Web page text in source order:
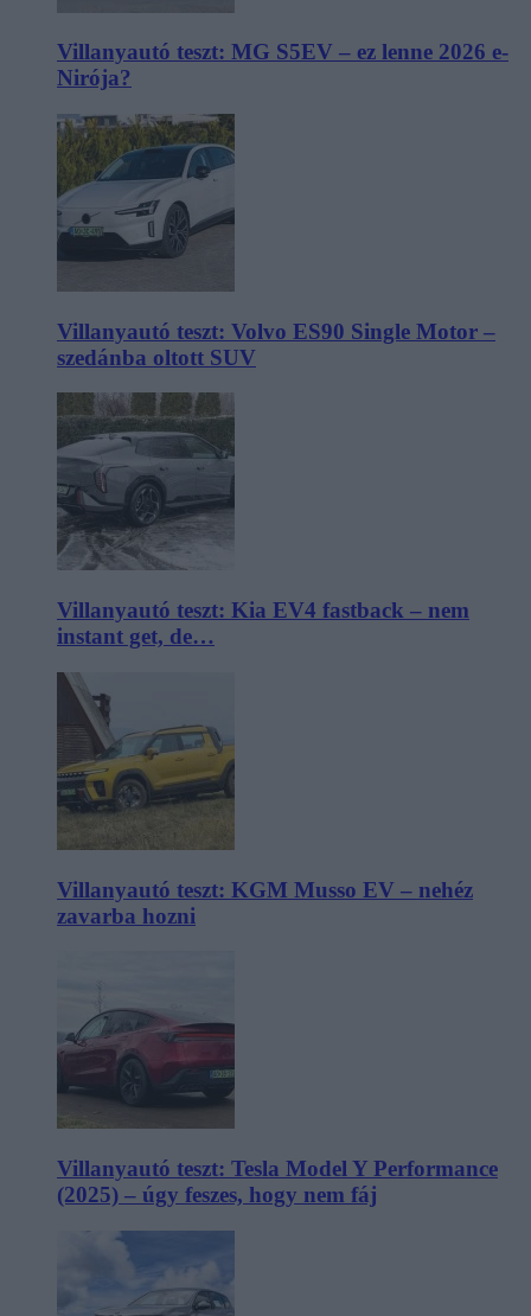
Villanyautó teszt: MG S5EV – ez lenne 2026 e-
Nirója?
Villanyautó teszt: Volvo ES90 Single Motor –
szedánba oltott SUV
Villanyautó teszt: Kia EV4 fastback – nem
instant get, de…
Villanyautó teszt: KGM Musso EV – nehéz
zavarba hozni
Villanyautó teszt: Tesla Model Y Performance
(2025) – úgy feszes, hogy nem fáj